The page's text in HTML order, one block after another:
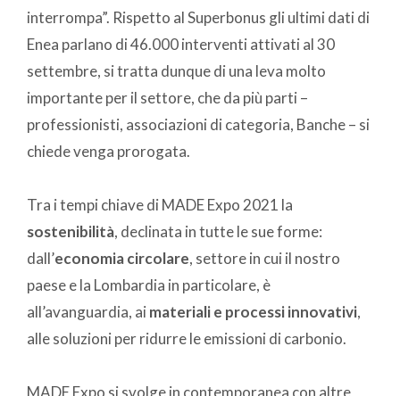
interrompa”. Rispetto al Superbonus gli ultimi dati di
Enea parlano di 46.000 interventi attivati al 30
settembre, si tratta dunque di una leva molto
importante per il settore, che da più parti –
professionisti, associazioni di categoria, Banche – si
chiede venga prorogata.
Tra i tempi chiave di MADE Expo 2021 la
sostenibilità, declinata in tutte le sue forme:
dall’economia circolare, settore in cui il nostro
paese e la Lombardia in particolare, è
all’avanguardia, ai materiali e processi innovativi,
alle soluzioni per ridurre le emissioni di carbonio.
MADE Expo si svolge in contemporanea con altre